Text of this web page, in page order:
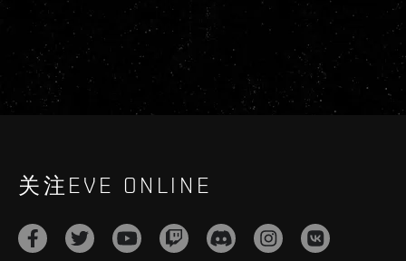
关注EVE ONLINE